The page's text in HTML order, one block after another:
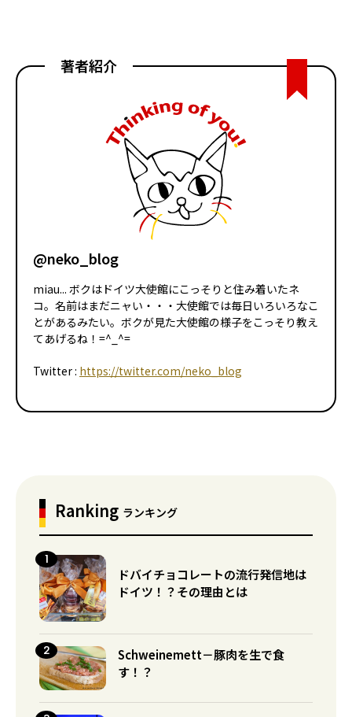
著者紹介
@neko_blog
miau... ボクはドイツ大使館にこっそりと住み着いたネ
コ。名前はまだニャい・・・大使館では毎日いろいろなこ
とがあるみたい。ボクが見た大使館の様子をこっそり教え
てあげるね！=^_^=
Twitter : https://twitter.com/neko_blog
Ranking ランキング
ドバイチョコレートの流行発信地は
ドイツ！？その理由とは
Schweinemett－豚肉を生で食
す！？